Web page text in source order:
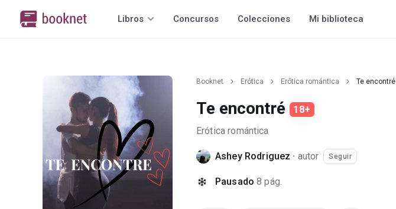
Libros Concursos Colecciones Mi biblioteca
Booknet Erótica Erótica romántica Te encontré
Te encontré
18+
Erótica romántica
Ashey Rodriguez · autor Seguir
Pausado 8 pág.